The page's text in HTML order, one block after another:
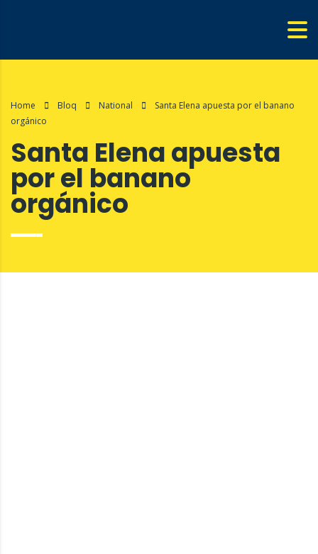
Home Bloq National
Santa Elena apuesta por el banano
orgánico
Santa Elena apuesta
por el banano
orgánico